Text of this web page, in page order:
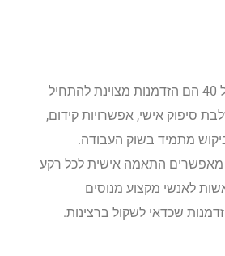
לימודי סיעוד מעל גיל 40 הם הזדמנות מצוינת להתחיל
סיפוק אישי, אפשרויות קידום,
מתמיד בשוק העבודה.
התאמה אישית לכל רקע
לאנשי מקצוע מנוסים
שכדאי לשקול ברצינות.